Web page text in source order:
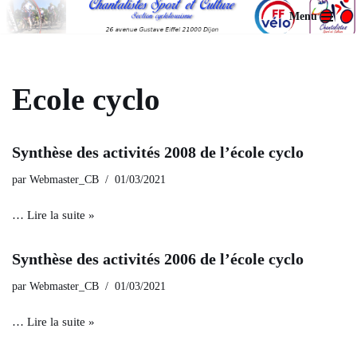
Menu
Ecole cyclo
Synthèse des activités 2008 de l’école cyclo
par Webmaster_CB 01/03/2021
… Lire la suite »
Synthèse des activités 2006 de l’école cyclo
par Webmaster_CB 01/03/2021
… Lire la suite »